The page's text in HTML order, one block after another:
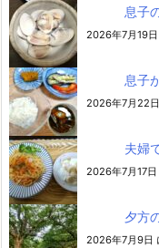
息子
2026年7月19
息子
2026年7月22
夫婦
2026年7月17日
夕方
2026年7月9日